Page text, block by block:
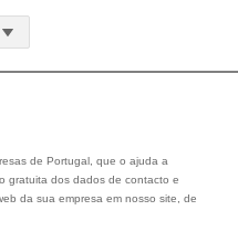
de Portugal, que o ajuda a
gratuita dos dados de contacto e
da sua empresa em nosso site, de